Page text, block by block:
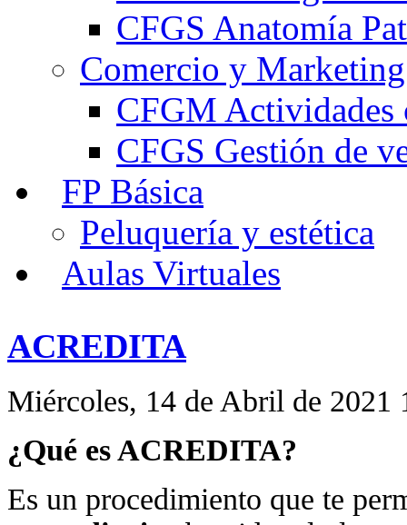
CFGS Anatomía
Comercio y Marketing
CFGM Actividades
CFGS Gestión de
FP Básica
Peluquería y estética
Aulas Virtuales
ACREDITA
Miércoles, 14 de Abril de 2021
¿Qué es ACREDITA?
Es un procedimiento que te